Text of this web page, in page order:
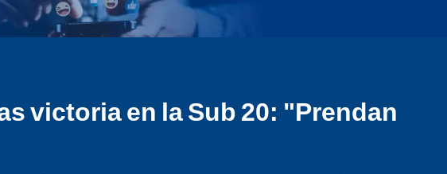
victoria en la Sub 20: "Prendan